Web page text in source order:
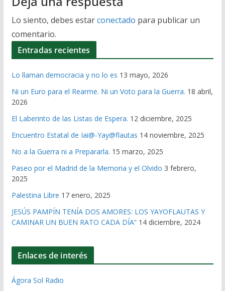
Lo siento, debes estarconectado para publicar un
comentario.
Entradas recientes
Lo llaman democracia y no lo es 13 mayo, 2026
Ni un Euro para el Rearme. Ni un Voto para la Guerra. 18 abril,
2026
El Laberinto de las Listas de Espera. 12 diciembre, 2025
Encuentro Estatal de Iai@-Yay@flautas 14 noviembre, 2025
No a la Guerra ni a Prepararla. 15 marzo, 2025
Paseo por el Madrid de la Memoria y el Olvido 3 febrero,
2025
Palestina Libre 17 enero, 2025
JESÚS PAMPÍN TENÍA DOS AMORES: LOS YAYOFLAUTAS Y
CAMINAR UN BUEN RATO CADA DÍA” 14 diciembre, 2024
Enlaces de interés
Ágora Sol Radio